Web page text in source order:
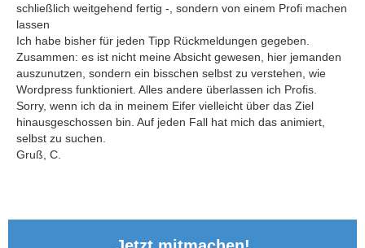
schließlich weitgehend fertig -, sondern von einem Profi machen
lassen
Ich habe bisher für jeden Tipp Rückmeldungen gegeben.
Zusammen: es ist nicht meine Absicht gewesen, hier jemanden
auszunutzen, sondern ein bisschen selbst zu verstehen, wie
Wordpress funktioniert. Alles andere überlassen ich Profis.
Sorry, wenn ich da in meinem Eifer vielleicht über das Ziel
hinausgeschossen bin. Auf jeden Fall hat mich das animiert,
selbst zu suchen.
Gruß, C.